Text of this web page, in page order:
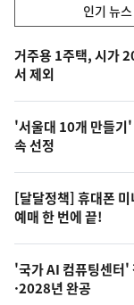
기,
최
신,
오
늘
의
영
상
오
인기 뉴스
기
뉴
스
거주용 1주택, 시가
서 제외
'서울대 10개 만들
속 선정
[달달정책] 휴대폰
예매 한 번에 끝!
'국가 AI 컴퓨팅센
·2028년 완공